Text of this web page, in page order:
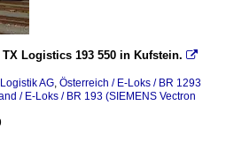
Logistics 193 550 in Kufstein. 
AG, Österreich / E-Loks / BR 1293
/ E-Loks / BR 193 (SIEMENS Vectron